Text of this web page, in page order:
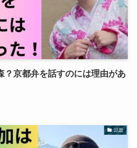
？京都弁を話すのには理由があ
話題